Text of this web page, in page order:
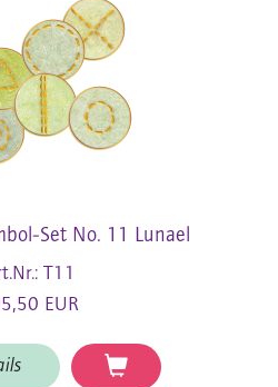
Set No. 11 Lunael
T11
EUR